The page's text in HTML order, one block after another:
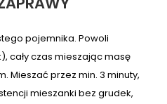
pojemnika. Powoli
cały czas mieszając masę
Mieszać przez min. 3 minuty,
mieszanki bez grudek,